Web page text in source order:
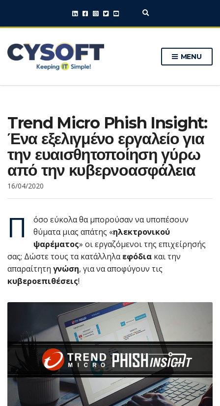
E
p
a
o
r
m
MENU
Trend Micro Phish Insight:
Ένα εξελιγμένο εργαλείο για
την ευαισθητοποίηση γύρω
από την κυβερνοασφάλεια
16/04/2020
Π
όσο εύκολα θα μπορούσαν να υποπέσουν
θύματα μιας απάτης «ηλεκτρονικού
ψαρέματος» οι εργαζόμενοι της επιχείρησής
σας; Δώστε τους τα κατάλληλαεφόδια και την
απαραίτητη γνώση, για να αποφύγουν τις
κυβεροεπιθέσεις!